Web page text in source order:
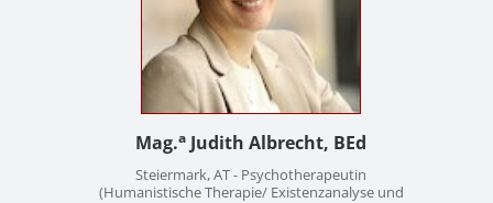
Mag.a Judith Albrecht, BEd
Steiermark, AT - Psychotherapeutin
(Humanistische Therapie/ Existenzanalyse und